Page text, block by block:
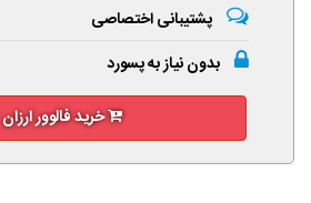
پشتیبانی اختصاصی
بدون نیاز به پسورد
خرید فالوور ارزان